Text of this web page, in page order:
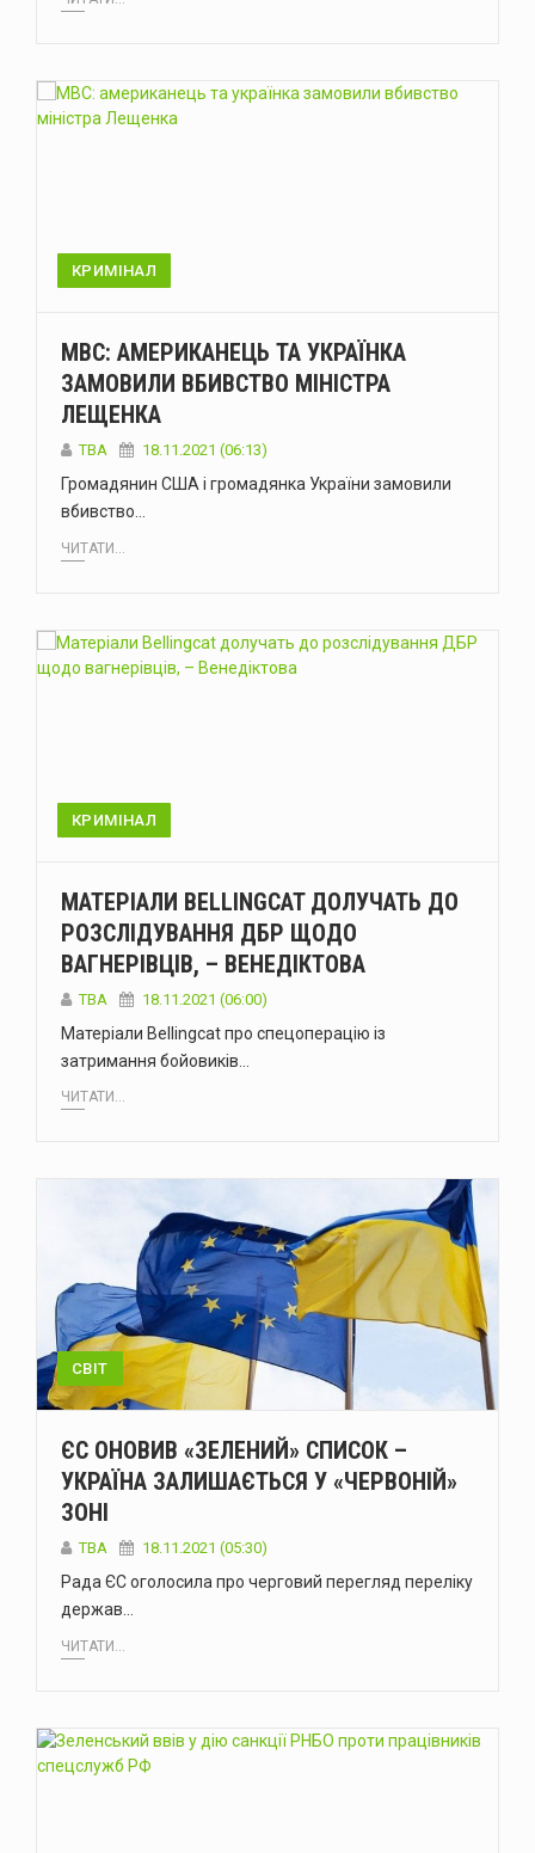
КРИМІНАЛ
МВС: АМЕРИКАНЕЦЬ ТА УКРАЇНКА
ЗАМОВИЛИ ВБИВСТВО МІНІСТРА
ЛЕЩЕНКА
ТВА 18.11.2021 (06:13)
Громадянин США і громадянка України замовили
вбивство…
ЧИТАТИ...
КРИМІНАЛ
МАТЕРІАЛИ BELLINGCAT ДОЛУЧАТЬ ДО
РОЗСЛІДУВАННЯ ДБР ЩОДО
ВАГНЕРІВЦІВ, – ВЕНЕДІКТОВА
ТВА 18.11.2021 (06:00)
Матеріали Bellingcat про спецоперацію із
затримання бойовиків…
ЧИТАТИ...
СВІТ
ЄС ОНОВИВ «ЗЕЛЕНИЙ» СПИСОК –
УКРАЇНА ЗАЛИШАЄТЬСЯ У «ЧЕРВОНІЙ»
ЗОНІ
ТВА 18.11.2021 (05:30)
Рада ЄС оголосила про черговий перегляд переліку
держав…
ЧИТАТИ...